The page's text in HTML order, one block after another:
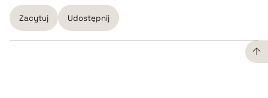
Zacytuj Udostępnij